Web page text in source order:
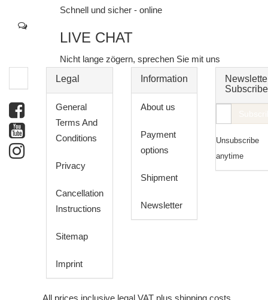
Schnell und sicher - online
LIVE CHAT
Nicht lange zögern, sprechen Sie mit uns
Legal
General
Terms And
Conditions
Privacy
Cancellation
Instructions
Sitemap
Imprint
Information
About us
Payment
options
Shipment
Newsletter
Subscribe
Mail
address
Unsubscribe
anytime
All prices inclusive legal VAT plus shipping costs